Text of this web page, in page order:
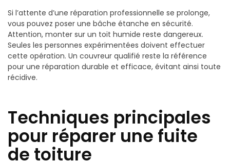
Si l’attente d’une réparation professionnelle se prolonge,
vous pouvez poser une bâche étanche en sécurité.
Attention, monter sur un toit humide reste dangereux.
Seules les personnes expérimentées doivent effectuer
cette opération. Un couvreur qualifié reste la référence
pour une réparation durable et efficace, évitant ainsi toute
récidive.
Techniques principales
pour réparer une fuite
de toiture